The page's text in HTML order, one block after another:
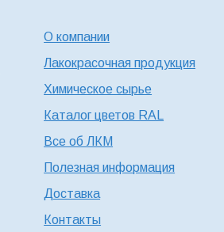
О компании
Лакокрасочная продукция
Химическое сырье
Каталог цветов RAL
Все об ЛКМ
Полезная информация
Доставка
Контакты